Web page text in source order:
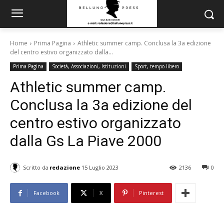
Home Prima Pagina
Athletic summer camp. Conclusa la 3a edizione
del centro estivo organizzato dalla...
Prima Pagina Società, Associazioni, Istituzioni Sport, tempo libero
Athletic summer camp.
Conclusa la 3a edizione del
centro estivo organizzato
dalla Gs La Piave 2000
Scritto da redazione 15 Luglio 2023 0
2136
Facebook X Pinterest